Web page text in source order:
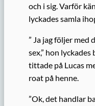
och i sig. Varför
lyckades samla
” Ja jag följer med
sex,” hon
tittade på Lucas
roat på henne.
”Ok, det handlar